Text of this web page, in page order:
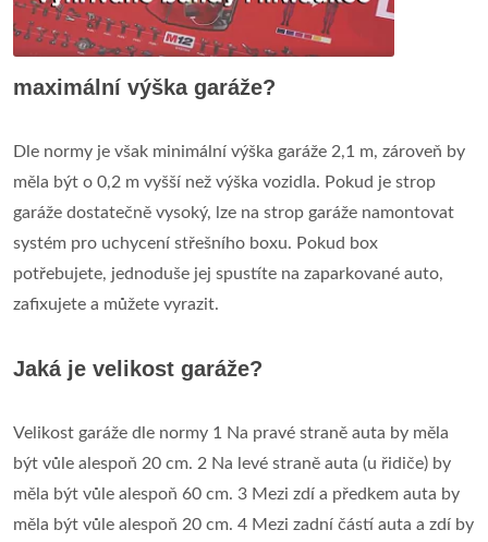
maximální výška garáže?
Dle normy je však minimální výška garáže 2,1 m, zároveň by
měla být o 0,2 m vyšší než výška vozidla. Pokud je strop
garáže dostatečně vysoký, lze na strop garáže namontovat
systém pro uchycení střešního boxu. Pokud box
potřebujete, jednoduše jej spustíte na zaparkované auto,
zafixujete a můžete vyrazit.
Jaká je velikost garáže?
Velikost garáže dle normy 1 Na pravé straně auta by měla
být vůle alespoň 20 cm. 2 Na levé straně auta (u řidiče) by
měla být vůle alespoň 60 cm. 3 Mezi zdí a předkem auta by
měla být vůle alespoň 20 cm. 4 Mezi zadní částí auta a zdí by